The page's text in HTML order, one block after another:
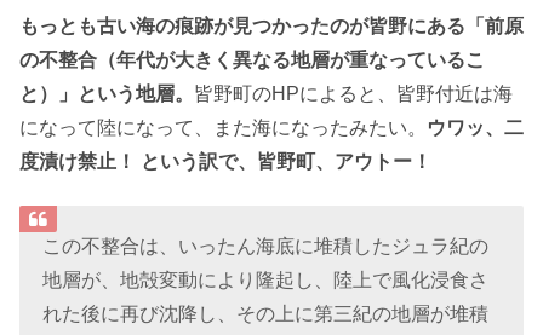
もっとも古い海の痕跡が見つかったのが皆野にある「前原
の不整合（年代が大きく異なる地層が重なっているこ
と）」という地層。 皆野町のHPによると、皆野付近は海
になって陸になって、また海になったみたい。
ウワッ、二
度漬け禁止！ という訳で、皆野町、アウトー！
この不整合は、いったん海底に堆積したジュラ紀の
地層が、地殻変動により隆起し、陸上で風化浸食さ
れた後に再び沈降し、その上に第三紀の地層が堆積